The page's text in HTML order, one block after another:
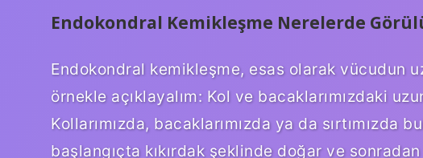
Endokondral Kemikleşme Nerelerde
Endokondral kemikleşme, esas olarak vücudun
örnekle açıklayalım: Kol ve bacaklarımızdaki
Kollarımızda, bacaklarımızda ya da
başlangıçta kıkırdak şeklinde doğar ve